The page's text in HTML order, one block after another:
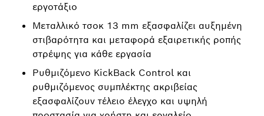
εργοτάξιο
Μεταλλικό τσοκ 13 mm εξασφαλίζει αυξημένη
στιβαρότητα και μεταφορά εξαιρετικής ροπής
στρέψης για κάθε εργασία
Ρυθμιζόμενο KickBack Control και
ρυθμιζόμενος συμπλέκτης ακριβείας
εξασφαλίζουν τέλειο έλεγχο και υψηλή